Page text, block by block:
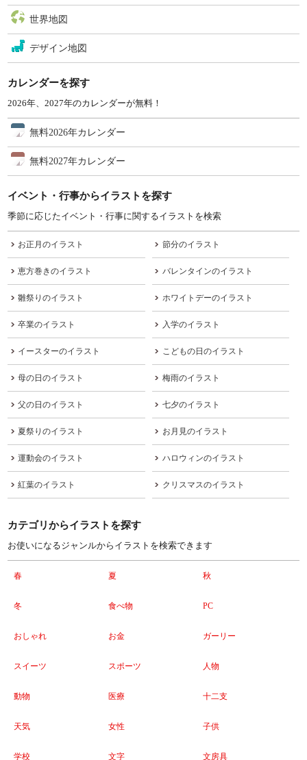
世界地図
デザイン地図
カレンダーを探す
2026年、2027年のカレンダーが無料！
無料2026年カレンダー
無料2027年カレンダー
イベント・行事からイラストを探す
季節に応じたイベント・行事に関するイラストを検索
お正月のイラスト 節分のイラスト
恵方巻きのイラスト バレンタインのイラスト
雛祭りのイラスト ホワイトデーのイラスト
卒業のイラスト 入学のイラスト
イースターのイラスト こどもの日のイラスト
母の日のイラスト 梅雨のイラスト
父の日のイラスト 七夕のイラスト
夏祭りのイラスト お月見のイラスト
運動会のイラスト ハロウィンのイラスト
紅葉のイラスト クリスマスのイラスト
カテゴリからイラストを探す
お使いになるジャンルからイラストを検索できます
春 夏 秋
冬 食べ物 PC
おしゃれ お金 ガーリー
スイーツ スポーツ 人物
動物 医療 十二支
天気 女性 子供
学校 文字 文房具